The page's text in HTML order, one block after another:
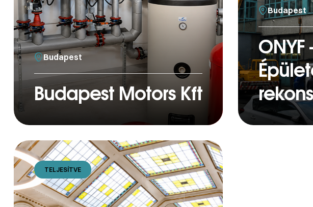
Budapest
Budapest Motors Kft
Budapest
ONYF
TELJESÍTVE